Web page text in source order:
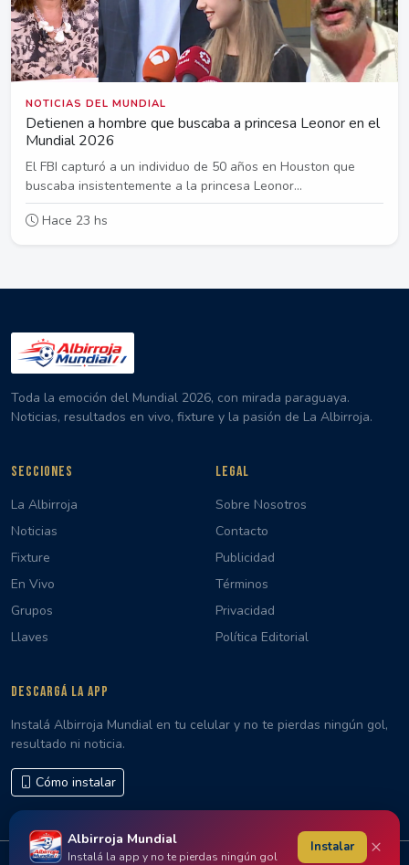
NOTICIAS DEL MUNDIAL
Detienen a hombre que buscaba a princesa Leonor en el
Mundial 2026
El FBI capturó a un individuo de 50 años en Houston que
buscaba insistentemente a la princesa Leonor...
Hace 23 hs
Toda la emoción del Mundial 2026, con mirada paraguaya.
Noticias, resultados en vivo, fixture y la pasión de La Albirroja.
SECCIONES
La Albirroja
Noticias
Fixture
En Vivo
Grupos
Llaves
LEGAL
Sobre Nosotros
Contacto
Publicidad
Términos
Privacidad
Política Editorial
DESCARGÁ LA APP
Instalá Albirroja Mundial en tu celular y no te pierdas ningún gol,
resultado ni noticia.
Cómo instalar
Albirroja Mundial
Instalá la app y no te pierdas ningún gol
Instalar ×